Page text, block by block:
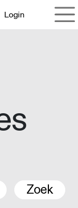
Login
Zoek